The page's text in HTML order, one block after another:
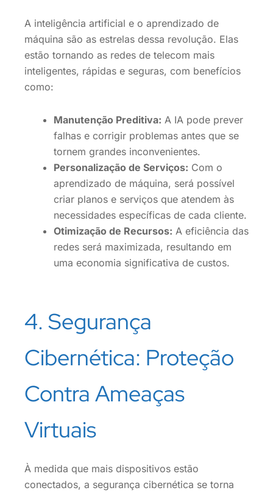
A inteligência artificial e o aprendizado de
máquina são as estrelas dessa revolução. Elas
estão tornando as redes de telecom mais
inteligentes, rápidas e seguras, com benefícios
como:
Manutenção Preditiva: A IA pode prever
falhas e corrigir problemas antes que se
tornem grandes inconvenientes.
Personalização de Serviços: Com o
aprendizado de máquina, será possível
criar planos e serviços que atendem às
necessidades específicas de cada cliente.
Otimização de Recursos: A eficiência das
redes será maximizada, resultando em
uma economia significativa de custos.
4. Segurança
Cibernética: Proteção
Contra Ameaças
Virtuais
À medida que mais dispositivos estão
conectados, a segurança cibernética se torna